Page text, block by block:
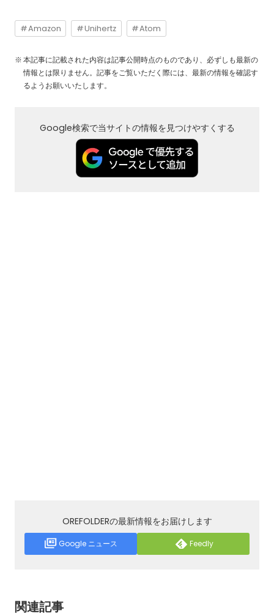
Amazon Unihertz Atom
本記事に記載された内容は記事公開時点のものであり、必ずしも最新の
情報とは限りません。記事をご覧いただく際には、最新の情報を確認す
るようお願いいたします。
Google検索で当サイトの情報を見つけやすくする
OREFOLDERの最新情報をお届けします
Google ニュース Feedly
関連記事